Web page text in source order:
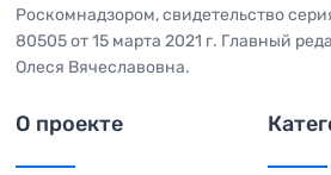
Роскомнадзором, свидетельство
80505 от 15 марта 2021 г. Главный
Олеся Вячеславовна.
О проекте